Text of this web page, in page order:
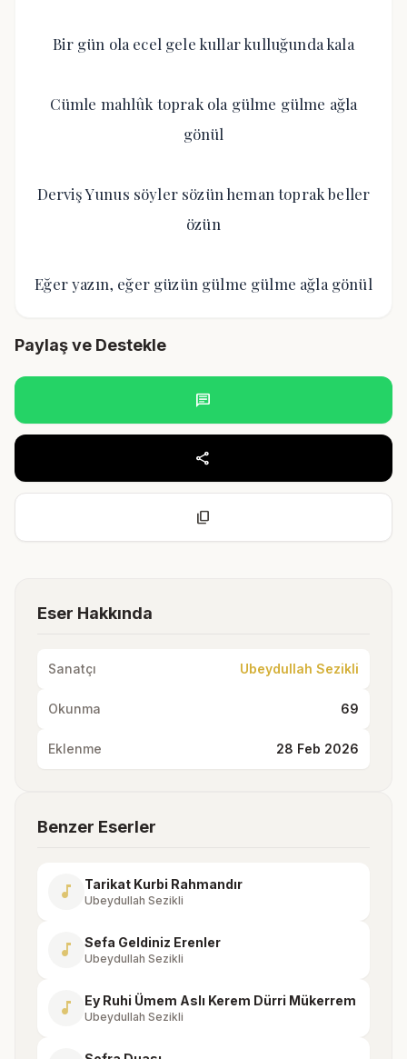
Bir gün ola ecel gele kullar kulluğunda kala
Cümle mahlûk toprak ola gülme gülme ağla
gönül
Derviş Yunus söyler sözün heman toprak beller
özün
Eğer yazın, eğer güzün gülme gülme ağla gönül
Paylaş ve Destekle
chat
share
content_copy
Eser Hakkında
Sanatçı Ubeydullah Sezikli
Okunma 69
Eklenme 28 Feb 2026
Benzer Eserler
music_note Tarikat Kurbi Rahmandır
Ubeydullah Sezikli
music_note Sefa Geldiniz Erenler
Ubeydullah Sezikli
music_note Ey Ruhi Ümem Aslı Kerem Dürri Mükerrem
Ubeydullah Sezikli